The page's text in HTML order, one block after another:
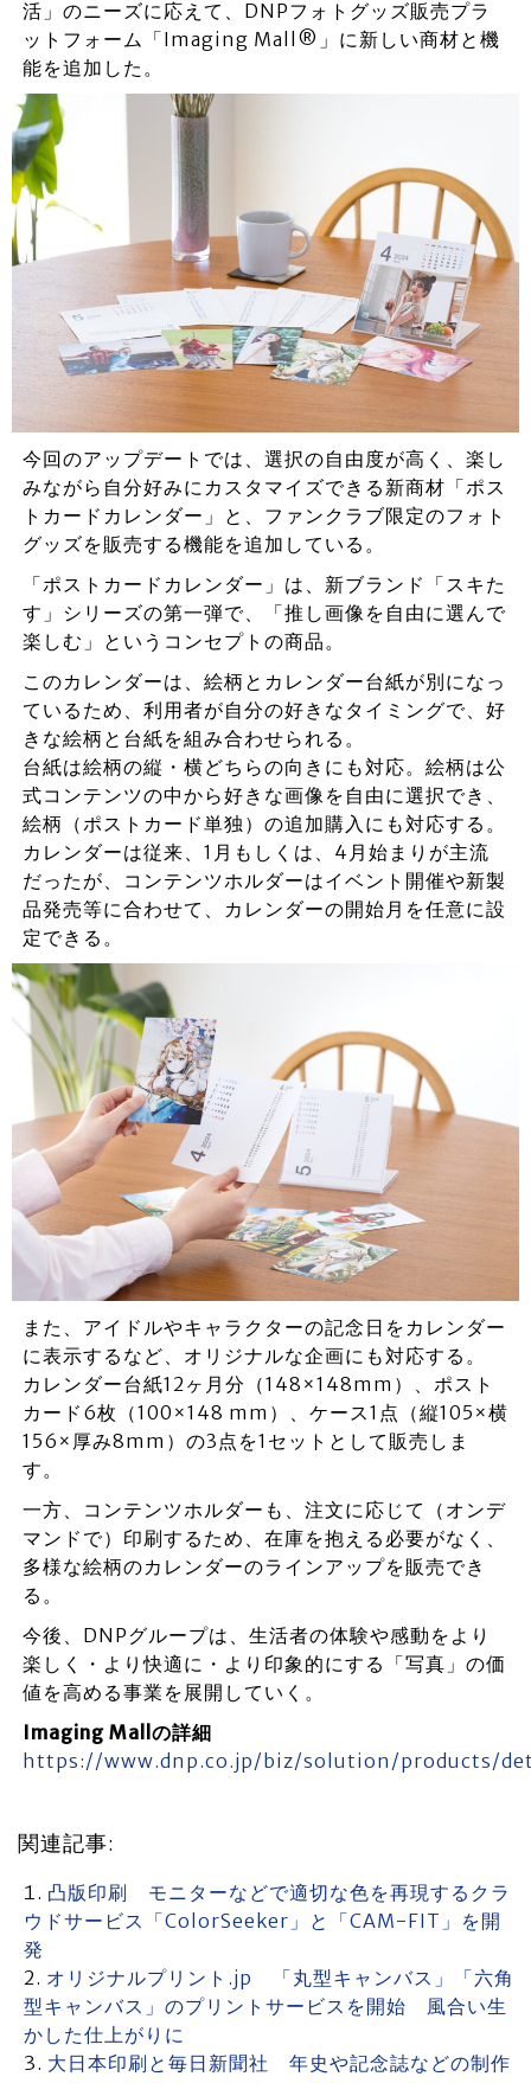
活」のニーズに応えて、DNPフォトグッズ販売プラ
ットフォーム「Imaging Mall®」に新しい商材と機
能を追加した。
今回のアップデートでは、選択の自由度が高く、楽し
みながら自分好みにカスタマイズできる新商材「ポス
トカードカレンダー」と、ファンクラブ限定のフォト
グッズを販売する機能を追加している。
「ポストカードカレンダー」は、新ブランド「スキた
す」シリーズの第一弾で、「推し画像を自由に選んで
楽しむ」というコンセプトの商品。
このカレンダーは、絵柄とカレンダー台紙が別になっ
ているため、利用者が自分の好きなタイミングで、好
きな絵柄と台紙を組み合わせられる。
台紙は絵柄の縦・横どちらの向きにも対応。絵柄は公
式コンテンツの中から好きな画像を自由に選択でき、
絵柄（ポストカード単独）の追加購入にも対応する。
カレンダーは従来、1月もしくは、4月始まりが主流
だったが、コンテンツホルダーはイベント開催や新製
品発売等に合わせて、カレンダーの開始月を任意に設
定できる。
また、アイドルやキャラクターの記念日をカレンダー
に表示するなど、オリジナルな企画にも対応する。
カレンダー台紙12ヶ月分（148×148mm）、ポスト
カード6枚（100×148 mm）、ケース1点（縦105×横
156×厚み8mm）の3点を1セットとして販売しま
す。
一方、コンテンツホルダーも、注文に応じて（オンデ
マンドで）印刷するため、在庫を抱える必要がなく、
多様な絵柄のカレンダーのラインアップを販売でき
る。
今後、DNPグループは、生活者の体験や感動をより
楽しく・より快適に・より印象的にする「写真」の価
値を高める事業を展開していく。
Imaging Mallの詳細
https://www.dnp.co.jp/biz/solution/products/
関連記事:
凸版印刷 モニターなどで適切な色を再現するクラ
ウドサービス「ColorSeeker」と「CAM-FIT」を開
発
オリジナルプリント.jp 「丸型キャンバス」「六角
型キャンバス」のプリントサービスを開始 風合い生
かした仕上がりに
大日本印刷と毎日新聞社 年史や記念誌などの制作